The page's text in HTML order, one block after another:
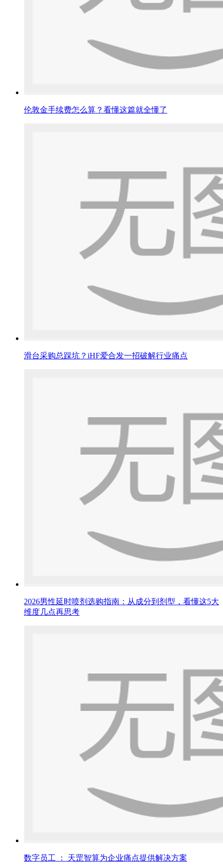
伦敦金手续费怎么算？看懂这篇就全懂了
滑台采购总踩坑？iHF爱合发一招破解行业痛点
2026男性延时喷剂选购指南：从成分到剂型，看懂这5大
维度几点再思考
数字员工 ： 天罡智算为企业痛点提供解决方案